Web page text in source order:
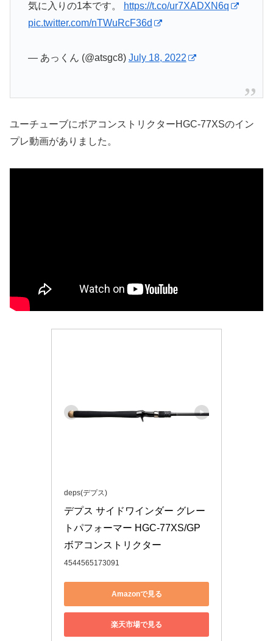
気に入りの1本です。
https://t.co/ur7XADXN6q
pic.twitter.com/nTWuRcF36d
— あっくん (@atsgc8) July 18, 2022
ユーチューブにボアコンストリクターHGC-77XSのイン
プレ動画がありました。
deps(デプス)
デプス サイドワインダー グレー
トパフォーマー HGC-77XS/GP
ボアコンストリクター
4544565173091
Amazonで見る
楽天市場で見る